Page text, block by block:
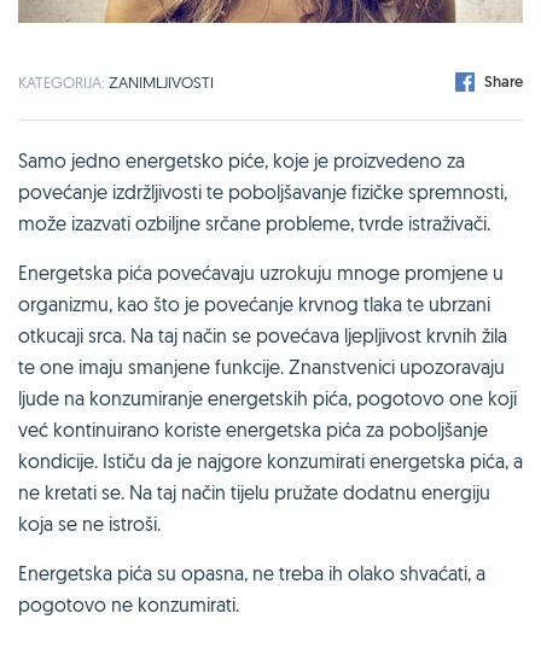
KATEGORIJA: ZANIMLJIVOSTI Share
Samo jedno energetsko piće, koje je proizvedeno za
povećanje izdržljivosti te poboljšavanje fizičke spremnosti,
može izazvati ozbiljne srčane probleme, tvrde istraživači.
Energetska pića povećavaju uzrokuju mnoge promjene u
organizmu, kao što je povećanje krvnog tlaka te ubrzani
otkucaji srca. Na taj način se povećava ljepljivost krvnih žila
te one imaju smanjene funkcije. Znanstvenici upozoravaju
ljude na konzumiranje energetskih pića, pogotovo one koji
već kontinuirano koriste energetska pića za poboljšanje
kondicije. Ističu da je najgore konzumirati energetska pića, a
ne kretati se. Na taj način tijelu pružate dodatnu energiju
koja se ne istroši.
Energetska pića su opasna, ne treba ih olako shvaćati, a
pogotovo ne konzumirati.